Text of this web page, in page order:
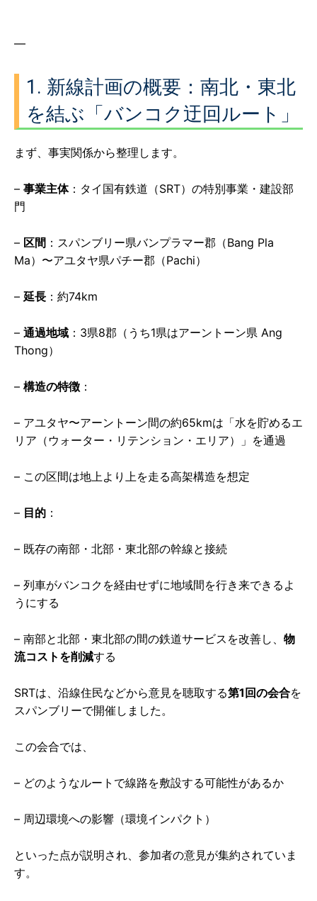
—
1. 新線計画の概要：南北・東北
を結ぶ「バンコク迂回ルート」
まず、事実関係から整理します。
– 事業主体：タイ国有鉄道（SRT）の特別事業・建設部
門
– 区間 ：スパンブリー県バンプラマー郡（Bang Pla
Ma）〜アユタヤ県パチー郡（Pachi）
– 延長 ：約74km
– 通過地域 ：3県8郡（うち1県はアーントーン県 Ang
Thong）
– 構造の特徴 ：
– アユタヤ〜アーントーン間の約65kmは「水を貯めるエ
リア（ウォーター・リテンション・エリア）」を通過
– この区間は地上より上を走る高架構造を想定
– 目的 ：
– 既存の南部・北部・東北部の幹線と接続
– 列車がバンコクを経由せずに地域間を行き来できるよ
うにする
– 南部と北部・東北部の間の鉄道サービスを改善し、 物
流コストを削減する
SRTは、沿線住民などから意見を聴取する第1回の会合を
スパンブリーで開催しました。
この会合では、
– どのようなルートで線路を敷設する可能性があるか
– 周辺環境への影響（環境インパクト）
といった点が説明され、参加者の意見が集約されていま
す。